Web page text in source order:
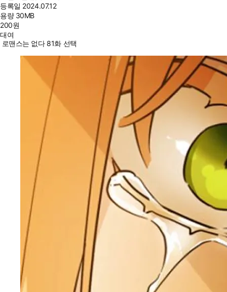
등록일 2024.07.12
용량 30MB
200원
대여
로맨스는 없다 81화 선택